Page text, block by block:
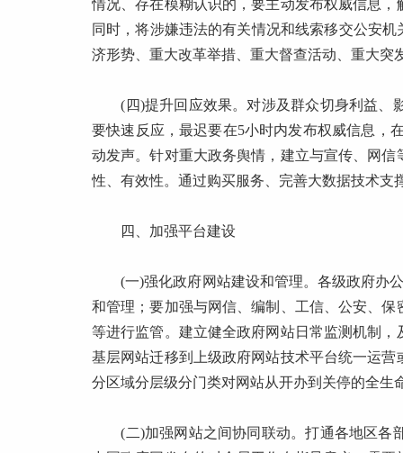
情况、存在模糊认识的，要主动发布权威信息
同时，将涉嫌违法的有关情况和线索移交公安
济形势、重大改革举措、重大督查活动、重大
(四)提升回应效果。对涉及群众切身利益、影
要快速反应，最迟要在5小时内发布权威信息，
动发声。针对重大政务舆情，建立与宣传、网
性、有效性。通过购买服务、完善大数据技术
四、加强平台建设
(一)强化政府网站建设和管理。各级政府办公
和管理；要加强与网信、编制、工信、公安、
等进行监管。建立健全政府网站日常监测机制
基层网站迁移到上级政府网站技术平台统一运
分区域分层级分门类对网站从开办到关停的全生
(二)加强网站之间协同联动。打通各地区各部